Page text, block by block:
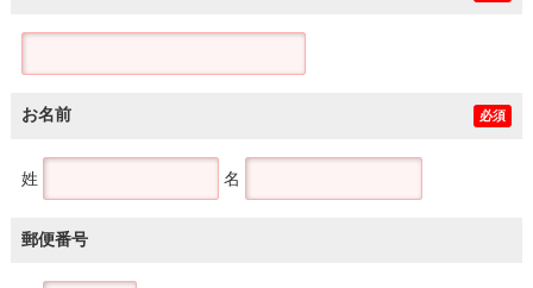
お名前 必須
姓 名
郵便番号